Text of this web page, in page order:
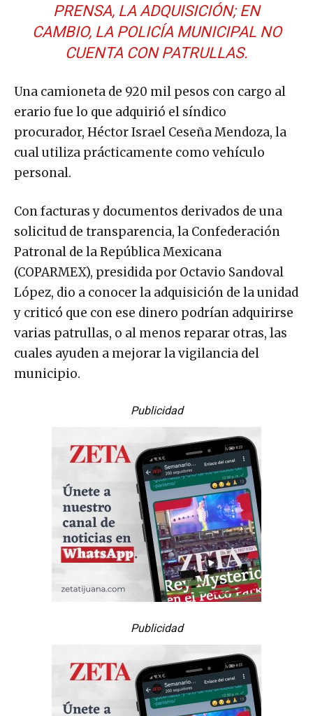
PRENSA, LA ADQUISICIÓN; EN
CAMBIO, LA POLICÍA MUNICIPAL NO
CUENTA CON PATRULLAS.
Una camioneta de 920 mil pesos con cargo al
erario fue lo que adquirió el síndico
procurador, Héctor Israel Ceseña Mendoza, la
cual utiliza prácticamente como vehículo
personal.
Con facturas y documentos derivados de una
solicitud de transparencia, la Confederación
Patronal de la República Mexicana
(COPARMEX), presidida por Octavio Sandoval
López, dio a conocer la adquisición de la unidad
y criticó que con ese dinero podrían adquirirse
varias patrullas, o al menos reparar otras, las
cuales ayuden a mejorar la vigilancia del
municipio.
Publicidad
Publicidad